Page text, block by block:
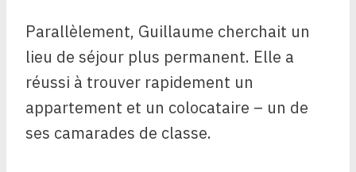
Parallèlement, Guillaume cherchait un
lieu de séjour plus permanent. Elle a
réussi à trouver rapidement un
appartement et un colocataire – un de
ses camarades de classe.